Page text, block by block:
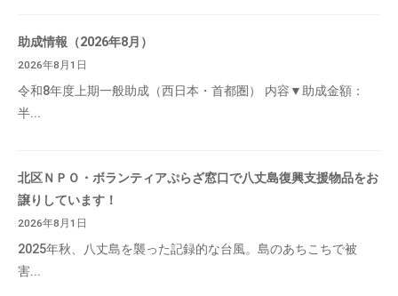
助成情報（2026年8月）
2026年8月1日
令和8年度上期一般助成（西日本・首都圏） 内容▼助成金額：
半...
北区ＮＰＯ・ボランティアぷらざ窓口で八丈島復興支援物品をお
譲りしています！
2026年8月1日
2025年秋、八丈島を襲った記録的な台風。島のあちこちで被
害...